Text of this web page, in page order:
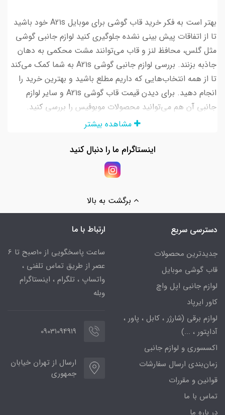
بهتر است به فکر خرید قاب گوشی برای موبایل A21s خود باشید
تا از اتفاقات پیش بینی نشده جلوگیری کنید لوازم جانبی گوشی
مثل گلس، محافظ لنز و قاب می‌توانند مشت محکمی به دهان
جاذبه بزنند. بررسی لوازم جانبی گوشی A21s به شما کمک می‌کند
تا از همه انتخاب‌هایی که داریم مطلع باشید و بهترین خرید را
انجام دهید. برای دیدن قیمت قاب گوشی A21s و سایر لوازم
جانبی آن هم می‌توانید محصولات موبوفیس را بررسی کنید.
مشاهده بیشتر
اینستاگرام ما را دنبال کنید
برگشت به بالا
دسترسی سریع
جدیدترین محصولات
قاب گوشی موبایل
لوازم جانبی اپل واچ
کاور ایرپاد
لوازم برقی (شارژر ، کابل ، پاور ،
آداپتور ، ...)
اکسسوری و لوازم جانبی
زمان‌بندی ارسال سفارشات
قوانین و مقررات
تماس با ما
در باره ما
ارتباط با ما
ساعت پاسخگویی از 10صبح تا 6
عصر از طریق تماس تلفنی ،
واتساپ ، تلگرام ، اینستاگرام
وبله
09031094919
ارسال از تهران خیابان
جمهوری